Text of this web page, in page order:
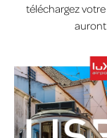
téléchargez
auront